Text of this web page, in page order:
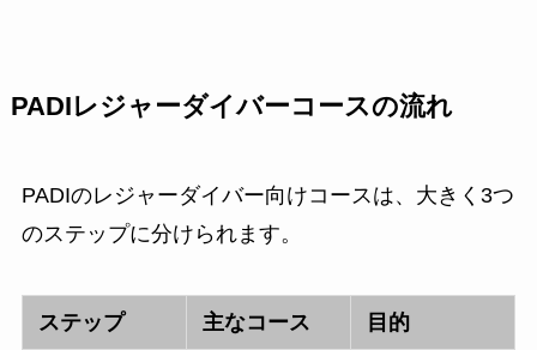
PADIレジャーダイバーコースの流れ
PADIのレジャーダイバー向けコースは、大きく3つ
のステップに分けられます。
ステップ 主なコース 目的